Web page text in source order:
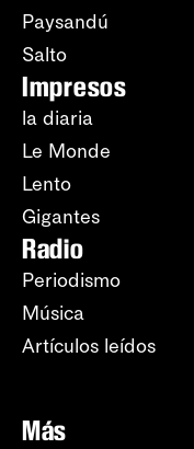
Paysandú
Salto
Impresos
la diaria
Le Monde
Lento
Gigantes
Radio
Periodismo
Música
Artículos leídos
Más